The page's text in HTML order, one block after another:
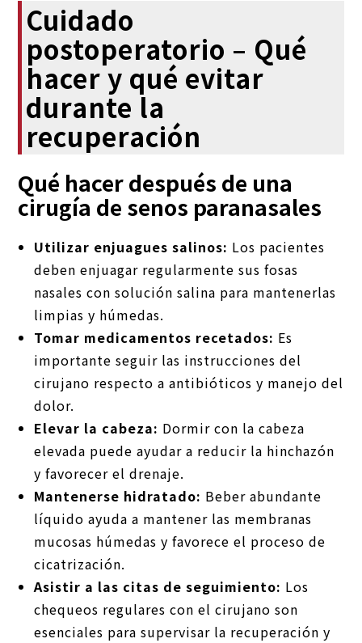
Cuidado
postoperatorio – Qué
hacer y qué evitar
durante la
recuperación
Qué hacer después de una
cirugía de senos paranasales
Utilizar enjuagues salinos: Los pacientes
deben enjuagar regularmente sus fosas
nasales con solución salina para mantenerlas
limpias y húmedas.
Tomar medicamentos recetados: Es
importante seguir las instrucciones del
cirujano respecto a antibióticos y manejo del
dolor.
Elevar la cabeza: Dormir con la cabeza
elevada puede ayudar a reducir la hinchazón
y favorecer el drenaje.
Mantenerse hidratado: Beber abundante
líquido ayuda a mantener las membranas
mucosas húmedas y favorece el proceso de
cicatrización.
Asistir a las citas de seguimiento: Los
chequeos regulares con el cirujano son
esenciales para supervisar la recuperación y